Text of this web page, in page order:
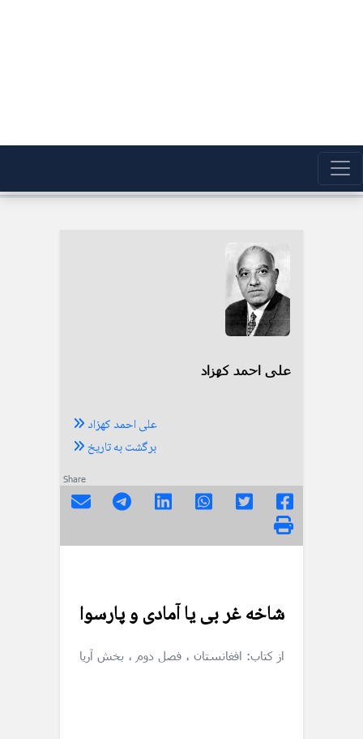
علی احمد کهزاد
علی احمد کهزاد
برگشت به تاریخ
Share
شاخه غر بی یا آمادی و پارسوا
از کتاب: افغانستان ، فصل دوم ، بخش آریا